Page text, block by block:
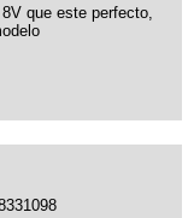
que este perfecto,